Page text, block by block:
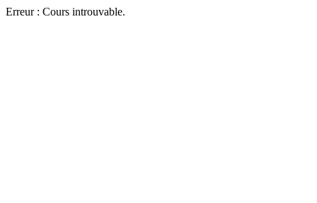
Erreur : Cours introuvable.